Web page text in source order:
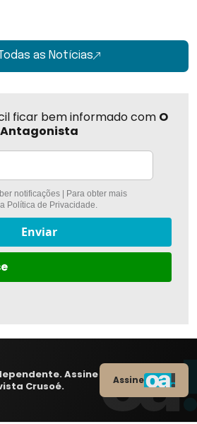
as Notícias
ficar bem informado com O
Antagonista
notificações | Para obter mais
Política de Privacidade
Enviar
Assine
Crusoé.
Assine